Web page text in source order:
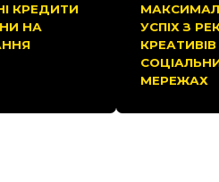
КРЕДИТИ
НА
УСПІХ З
КРЕАТИВІВ
МЕРЕЖАХ